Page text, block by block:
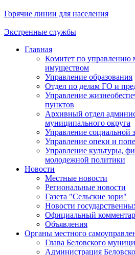
Горячие линии для населения
Экстренные службы
Главная
Комитет по
имуществом
Управление образования
Отдел по делам ГО и
Управление
пунктов
Архивный отдел
муниципального округа
Управление социальной
Управление опеки и
Управление культуры,
молодежной политики
Новости
Местные новости
Региональные новости
Газета "Сельские зори"
Новости
Официальный
Объявления
Органы местного
Глава Беловского
Администрация